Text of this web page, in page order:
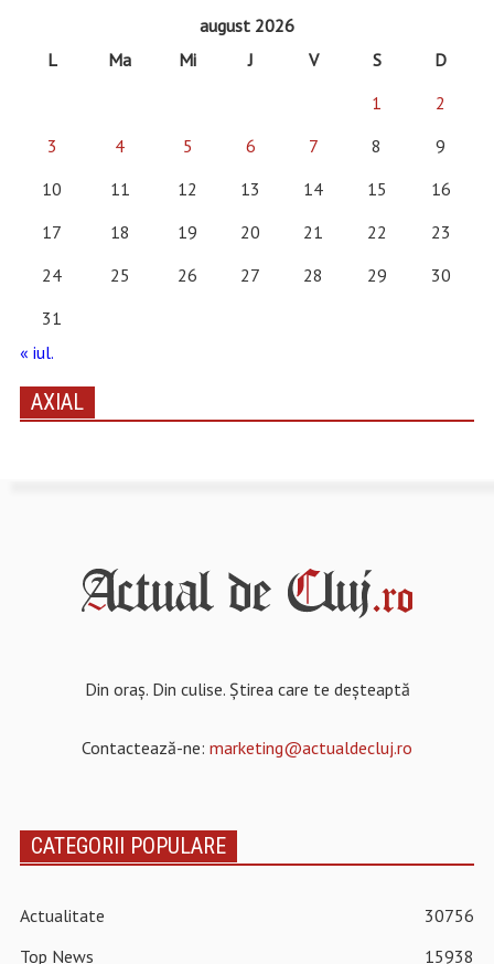
august 2026
L
Ma Mi J V S
D
1
2
3
4 5 6 7 8
9
10
11 12 13 14 15
16
17
18 19 20 21 22
23
24
25 26 27 28 29
30
31
« iul.
AXIAL
Din oraș. Din culise. Știrea care te deșteaptă
Contactează-ne: marketing@actualdecluj.ro
CATEGORII POPULARE
Actualitate
30756
Top News
15938